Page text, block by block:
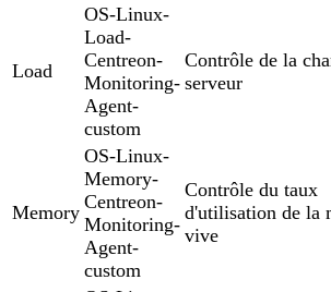
Load
OS-Linux-
Load-
Centreon-
Monitoring-
Agent-
custom
Contrôle de la
serveur
Memory
OS-Linux-
Memory-
Centreon-
Monitoring-
Agent-
custom
Contrôle du taux
d'utilisation de la
vive